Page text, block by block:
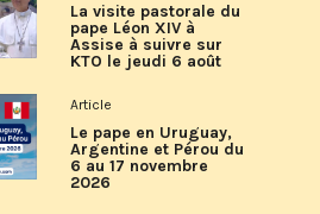
La visite pastorale du
pape Léon XIV à
Assise à suivre sur
KTO le jeudi 6 août
Article
Le pape en Uruguay,
Argentine et Pérou du
6 au 17 novembre
2026